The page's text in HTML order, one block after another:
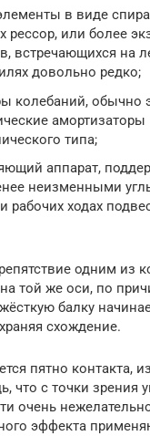
в виде
рессор, или более
встречающихся на
довольно редко;
колебаний, обычно
амортизаторы
типа;
аппарат,
неизменными
рабочих ходах
одним из
той же оси, по
балку
схождение.
пятно контакта,
что с точки зрения
очень
эффекта